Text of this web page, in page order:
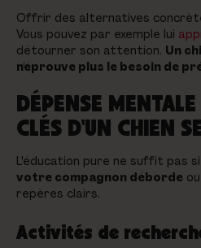
Offrir des alternatives
Vous pouvez par exemple lui
détourner son attention. Un
n'éprouve plus le besoin de
DÉPENSE
CLÉS D'UN CHIEN
L'éducation pure ne suffit pas
votre compagnon déborde
repères clairs.
Activités de